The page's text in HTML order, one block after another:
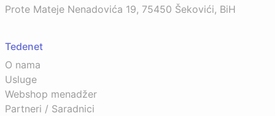
Prote Mateje Nenadovića 19, 75450 Šekovići, BiH
Tedenet
O nama
Usluge
Webshop menadžer
Partneri / Saradnici